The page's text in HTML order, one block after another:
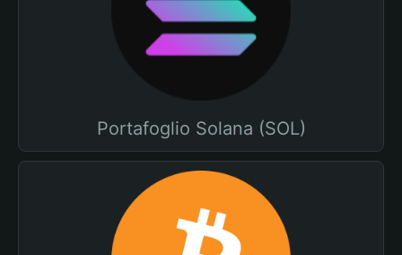
Portafoglio Solana (SOL)